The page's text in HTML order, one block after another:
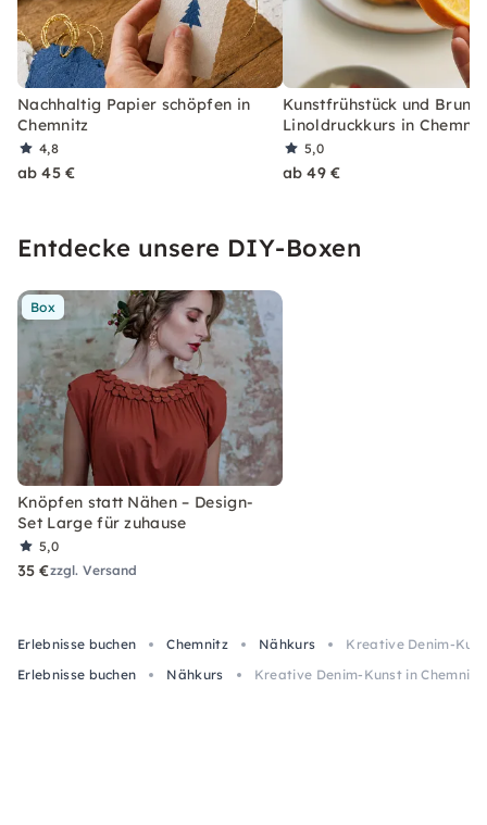
Nachhaltig Papier schöpfen in
Chemnitz
4,8
ab 45 €
Kunstfrühstück und
Linoldruckkurs in
5,0
ab 49 €
Entdecke unsere DIY-Boxen
Box
Knöpfen statt Nähen – Design-
Set Large für zuhause
5,0
35 €zzgl. Versand
Erlebnisse buchen Chemnitz Nähkurs
Kreative Denim-
Erlebnisse buchen
Nähkurs Kreative Denim-Kunst in